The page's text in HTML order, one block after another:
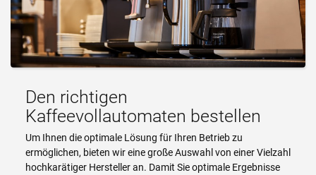
Den richtigen
Kaffeevollautomaten bestellen
Um Ihnen die optimale Lösung für Ihren Betrieb zu
ermöglichen, bieten wir eine große Auswahl von einer Vielzahl
hochkarätiger Hersteller an. Damit Sie optimale Ergebnisse